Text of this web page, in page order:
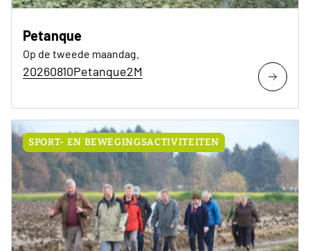
Petanque
Op de tweede maandag.
20260810Petanque2M
SPORT- EN BEWEGINGSACTIVITEITEN